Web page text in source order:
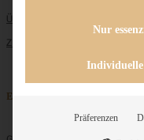
ÜBER MICH
ZUSAMMENARBEIT
Entdecken
Nur
Individuelle
Präferenzen